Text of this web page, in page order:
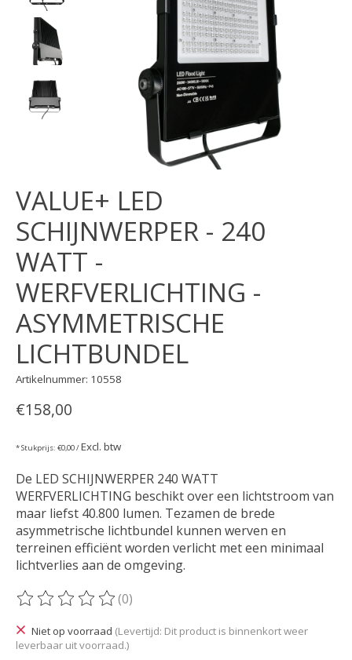
VALUE+ LED
SCHIJNWERPER - 240
WATT -
WERFVERLICHTING -
ASYMMETRISCHE
LICHTBUNDEL
Artikelnummer: 10558
€158,00
* Stukprijs: €0,00 /Excl. btw
De LED SCHIJNWERPER 240 WATT
WERFVERLICHTING beschikt over een lichtstroom van
maar liefst 40.800 lumen. Tezamen de brede
asymmetrische lichtbundel kunnen werven en
terreinen efficiënt worden verlicht met een minimaal
lichtverlies aan de omgeving.
De beoordeling van dit product is
(0)
Niet op voorraad (Levertijd: Dit product is binnenkort weer
leverbaar uit voorraad.)